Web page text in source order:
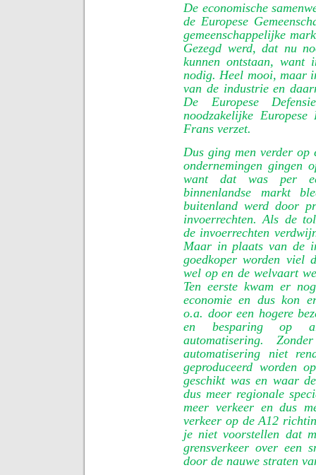
De economische
de Europese
gemeenschappelijke
Gezegd werd, dat nu
kunnen ontstaan,
nodig. Heel mooi, maar
van de industrie en
De Europese
noodzakelijke
Frans verzet.
Dus ging men verder op
ondernemingen gingen
want dat was per
binnenlandse markt
buitenland werd door
invoerrechten. Als de
de invoerrechten
Maar in plaats van de
goedkoper worden viel
wel op en de welvaart
Ten eerste kwam er
economie en dus kon
o.a. door een hogere
en besparing op
automatisering.
automatisering niet
geproduceerd worden
geschikt was en waar
dus meer regionale
meer verkeer en dus
verkeer op de A12
je niet voorstellen dat
grensverkeer over een
door de nauwe straten